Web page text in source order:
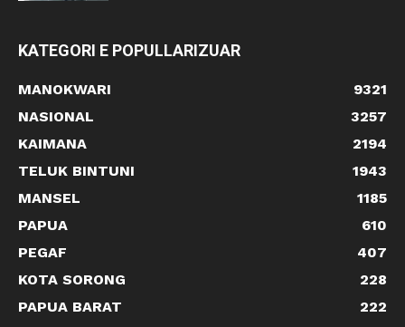
KATEGORI E POPULLARIZUAR
MANOKWARI
9321
NASIONAL
3257
KAIMANA
2194
TELUK BINTUNI
1943
MANSEL
1185
PAPUA
610
PEGAF
407
KOTA SORONG
228
PAPUA BARAT
222